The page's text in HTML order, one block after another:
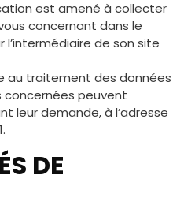
est amené à collecter
concernant dans le
de son site
au traitement des données
concernées peuvent
leur demande, à l’adresse
DE